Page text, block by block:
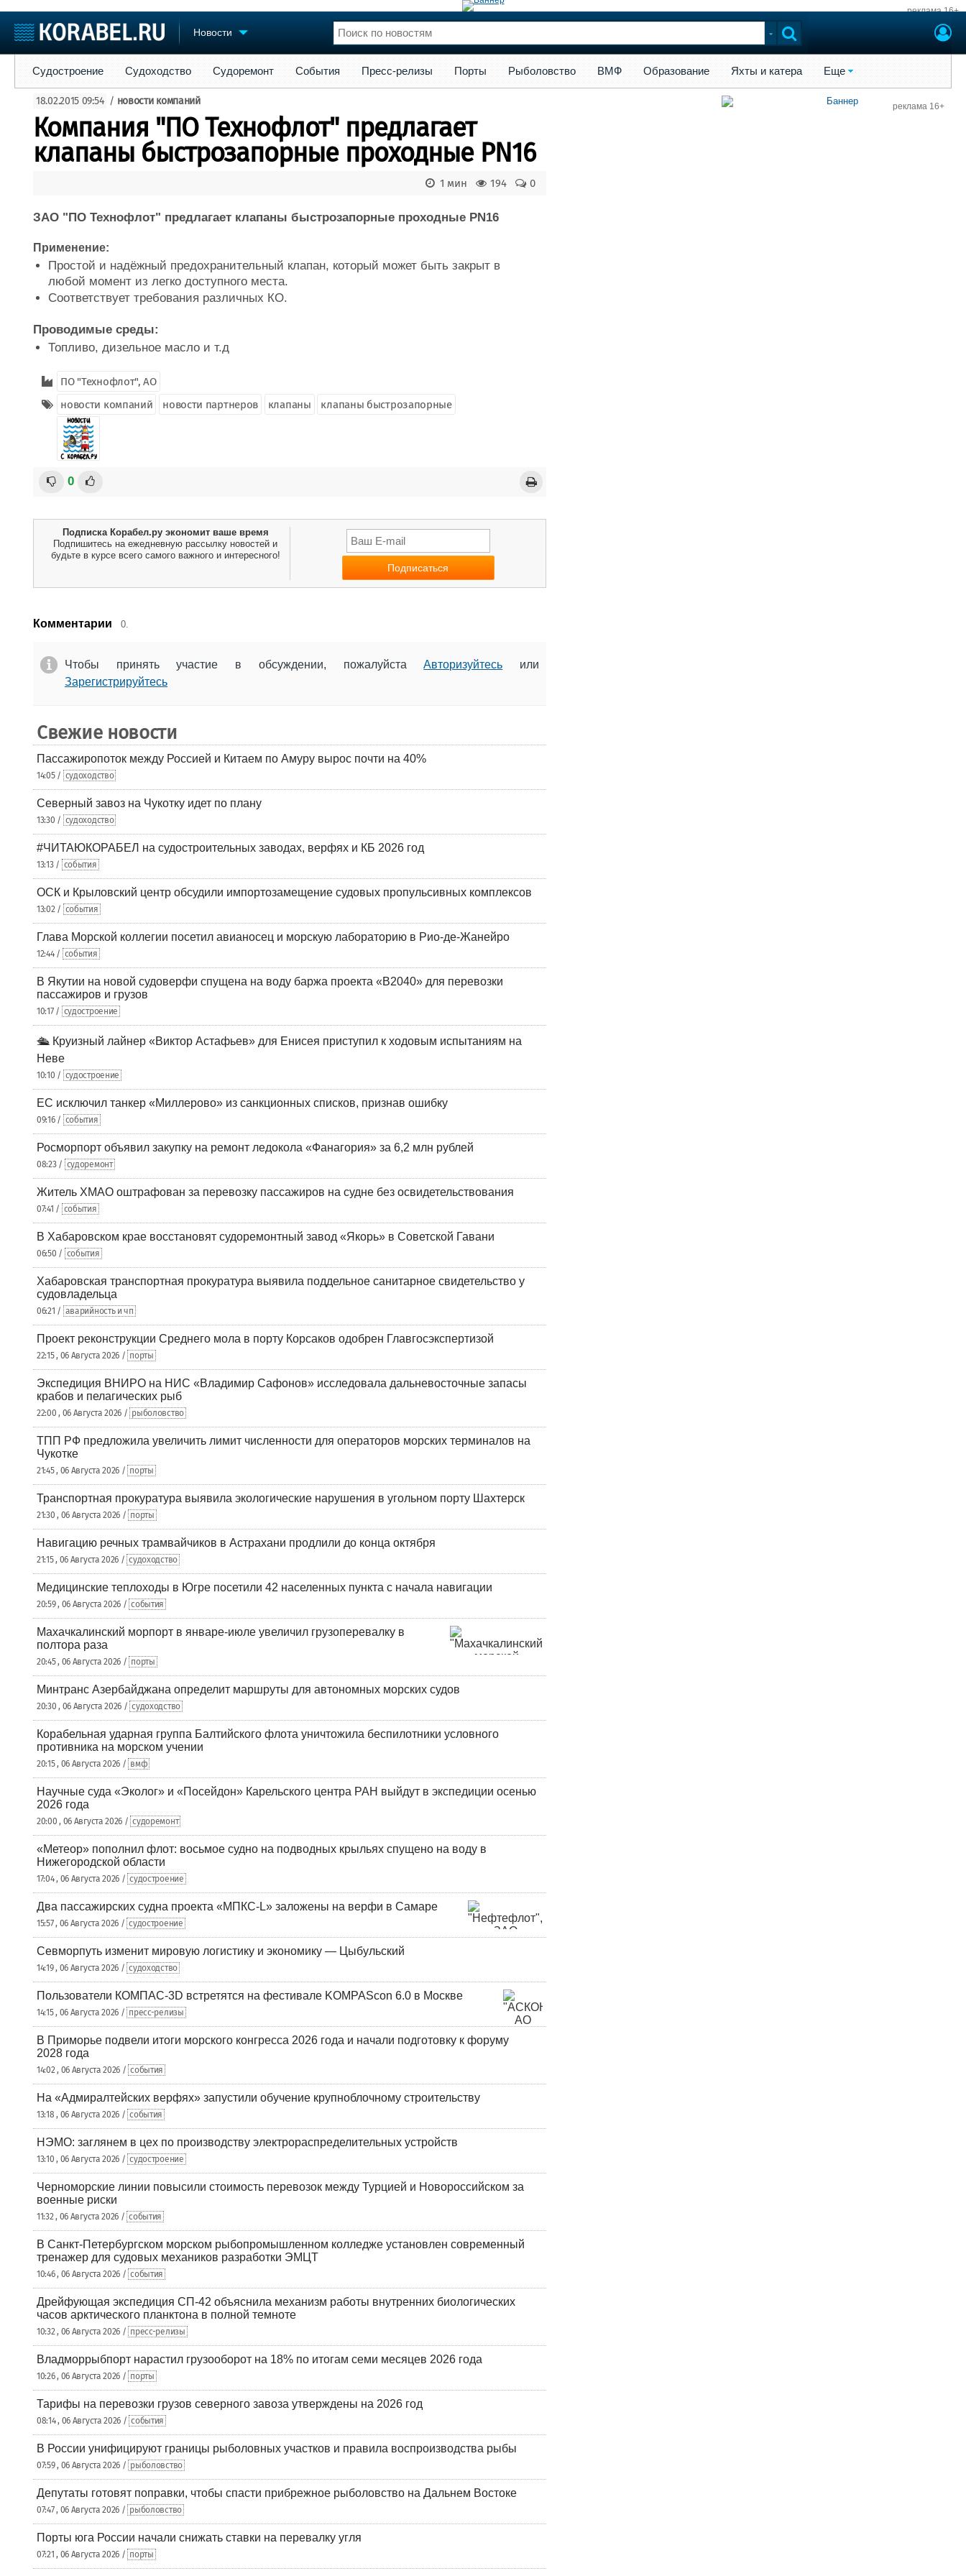
реклама 16+
Новости
Судостроение
Пульс
Новости
Репутация
Журнал
Торговая площадка
Доска объявлений
Продажа флота
Оборудование
Изделия
Конференции
Личности
Словарь
Флот
Форум
Все службы
Судостроение Судоходство Судоремонт События Пресс-релизы Порты Рыболовство ВМФ Образование Яхты и катера Еще
18.02.2015 09:54 / новости компаний
Компания "ПО Технофлот" предлагает
клапаны быстрозапорные проходные PN16
0
194
1 мин
ЗАО "ПО Технофлот" предлагает клапаны быстрозапорные проходные PN16
Применение:
Простой и надёжный предохранительный клапан, который может быть закрыт в
любой момент из легко доступного места.
Соответствует требования различных КО.
Проводимые среды:
Топливо, дизельное масло и т.д
ПО "Технофлот", АО
новости компаний
новости партнеров клапаны клапаны быстрозапорные
0
Подписка Корабел.ру экономит ваше время
Подпишитесь на ежедневную рассылку новостей и
будьте в курсе всего самого важного и интересного!
Комментарии 0.
Чтобы принять участие в обсуждении, пожалуйстаАвторизуйтесь или
Зарегистрируйтесь
Свежие новости
Пассажиропоток между Россией и Китаем по Амуру вырос почти на 40%
14:05 / судоходство
Северный завоз на Чукотку идет по плану
13:30 / судоходство
#ЧИТАЮКОРАБЕЛ на судостроительных заводах, верфях и КБ 2026 год
13:13 / события
ОСК и Крыловский центр обсудили импортозамещение судовых пропульсивных комплексов
13:02 / события
Глава Морской коллегии посетил авианосец и морскую лабораторию в Рио-де-Жанейро
12:44 / события
В Якутии на новой судоверфи спущена на воду баржа проекта «В2040» для перевозки
пассажиров и грузов
10:17 / судостроение
🛳️ Круизный лайнер «Виктор Астафьев» для Енисея приступил к ходовым испытаниям на
Неве
10:10 / судостроение
ЕС исключил танкер «Миллерово» из санкционных списков, признав ошибку
09:16 / события
Росморпорт объявил закупку на ремонт ледокола «Фанагория» за 6,2 млн рублей
08:23 / судоремонт
Житель ХМАО оштрафован за перевозку пассажиров на судне без освидетельствования
07:41 / события
В Хабаровском крае восстановят судоремонтный завод «Якорь» в Советской Гавани
06:50 / события
Хабаровская транспортная прокуратура выявила поддельное санитарное свидетельство у
судовладельца
06:21 / аварийность и чп
Проект реконструкции Среднего мола в порту Корсаков одобрен Главгосэкспертизой
22:15 , 06 Августа 2026 / порты
Экспедиция ВНИРО на НИС «Владимир Сафонов» исследовала дальневосточные запасы
крабов и пелагических рыб
22:00 , 06 Августа 2026 / рыболовство
ТПП РФ предложила увеличить лимит численности для операторов морских терминалов на
Чукотке
21:45 , 06 Августа 2026 / порты
Транспортная прокуратура выявила экологические нарушения в угольном порту Шахтерск
21:30 , 06 Августа 2026 / порты
Навигацию речных трамвайчиков в Астрахани продлили до конца октября
21:15 , 06 Августа 2026 / судоходство
Медицинские теплоходы в Югре посетили 42 населенных пункта с начала навигации
20:59 , 06 Августа 2026 / события
Махачкалинский морпорт в январе-июле увеличил грузоперевалку в
полтора раза
20:45 , 06 Августа 2026 / порты
Минтранс Азербайджана определит маршруты для автономных морских судов
20:30 , 06 Августа 2026 / судоходство
Корабельная ударная группа Балтийского флота уничтожила беспилотники условного
противника на морском учении
20:15 , 06 Августа 2026 / вмф
Научные суда «Эколог» и «Посейдон» Карельского центра РАН выйдут в экспедиции осенью
2026 года
20:00 , 06 Августа 2026 / судоремонт
«Метеор» пополнил флот: восьмое судно на подводных крыльях спущено на воду в
Нижегородской области
17:04 , 06 Августа 2026 / судостроение
Два пассажирских судна проекта «МПКС-L» заложены на верфи в Самаре
15:57 , 06 Августа 2026 / судостроение
Севморпуть изменит мировую логистику и экономику — Цыбульский
14:19 , 06 Августа 2026 / судоходство
Пользователи КОМПАС-3D встретятся на фестивале KOMPAScon 6.0 в Москве
14:15 , 06 Августа 2026 / пресс-релизы
В Приморье подвели итоги морского конгресса 2026 года и начали подготовку к форуму
2028 года
14:02 , 06 Августа 2026 / события
На «Адмиралтейских верфях» запустили обучение крупноблочному строительству
13:18 , 06 Августа 2026 / события
НЭМО: заглянем в цех по производству электрораспределительных устройств
13:10 , 06 Августа 2026 / судостроение
Черноморские линии повысили стоимость перевозок между Турцией и Новороссийском за
военные риски
11:32 , 06 Августа 2026 / события
В Санкт-Петербургском морском рыбопромышленном колледже установлен современный
тренажер для судовых механиков разработки ЭМЦТ
10:46 , 06 Августа 2026 / события
Дрейфующая экспедиция СП-42 объяснила механизм работы внутренних биологических
часов арктического планктона в полной темноте
10:32 , 06 Августа 2026 / пресс-релизы
Владморрыбпорт нарастил грузооборот на 18% по итогам семи месяцев 2026 года
10:26 , 06 Августа 2026 / порты
Тарифы на перевозки грузов северного завоза утверждены на 2026 год
08:14 , 06 Августа 2026 / события
В России унифицируют границы рыболовных участков и правила воспроизводства рыбы
07:59 , 06 Августа 2026 / рыболовство
Депутаты готовят поправки, чтобы спасти прибрежное рыболовство на Дальнем Востоке
07:47 , 06 Августа 2026 / рыболовство
Порты юга России начали снижать ставки на перевалку угля
07:21 , 06 Августа 2026 / порты
реклама 16+